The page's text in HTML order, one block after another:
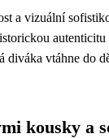
a vizuální
vtáhne do
kousky a